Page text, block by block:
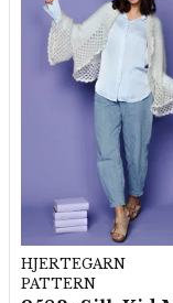
HJERTEGARN
PATTERN